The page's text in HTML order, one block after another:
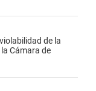
de la
Cámara de